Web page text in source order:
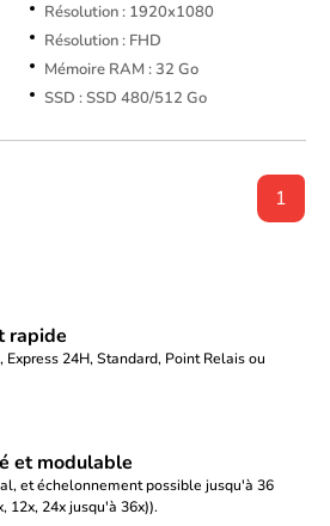
Résolution : 1920x1080
Résolution : FHD
Mémoire RAM : 32 Go
SSD : SSD 480/512 Go
1
rapide
Express 24H, Standard, Point Relais ou
et modulable
et échelonnement possible jusqu'à 36
12x, 24x jusqu'à 36x)).